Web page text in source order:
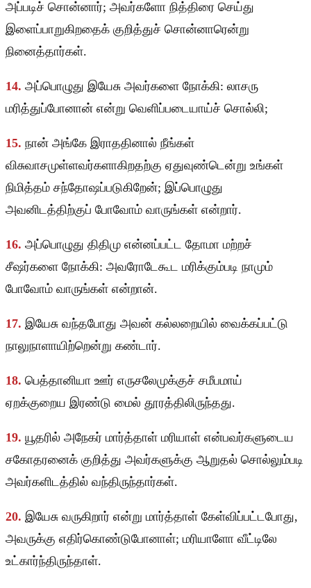
அப்படிச் சொன்னார்; அவர்களோ நித்திரை செய்து
இளைப்பாறுகிறதைக் குறித்துச் சொன்னாரென்று
நினைத்தார்கள்.
14. அப்பொழுது இயேசு அவர்களை நோக்கி: லாசரு
மரித்துப்போனான் என்று வெளிப்படையாய்ச் சொல்லி;
15. நான் அங்கே இராததினால் நீங்கள்
விசுவாசமுள்ளவர்களாகிறதற்கு ஏதுவுண்டென்று உங்கள்
நிமித்தம் சந்தோஷப்படுகிறேன்; இப்பொழுது
அவனிடத்திற்குப் போவோம் வாருங்கள் என்றார்.
16. அப்பொழுது திதிமு என்னப்பட்ட தோமா மற்றச்
சீஷர்களை நோக்கி: அவரோடேகூட மரிக்கும்படி நாமும்
போவோம் வாருங்கள் என்றான்.
17. இயேசு வந்தபோது அவன் கல்லறையில் வைக்கப்பட்டு
நாலுநாளாயிற்றென்று கண்டார்.
18. பெத்தானியா ஊர் எருசலேமுக்குச் சமீபமாய்
ஏறக்குறைய இரண்டு மைல் தூரத்திலிருந்தது.
19. யூதரில் அநேகர் மார்த்தாள் மரியாள் என்பவர்களுடைய
சகோதரனைக் குறித்து அவர்களுக்கு ஆறுதல் சொல்லும்படி
அவர்களிடத்தில் வந்திருந்தார்கள்.
20. இயேசு வருகிறார் என்று மார்த்தாள் கேள்விப்பட்டபோது,
அவருக்கு எதிர்கொண்டுபோனாள்; மரியாளோ வீட்டிலே
உட்கார்ந்திருந்தாள்.